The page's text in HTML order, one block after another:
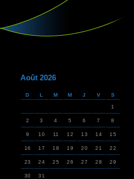
Août 2026
D L M M J V S
1
2 3 4 5 6 7 8
9 10 11 12 13 14 15
16 17 18 19 20 21 22
23 24 25 26 27 28 29
30 31